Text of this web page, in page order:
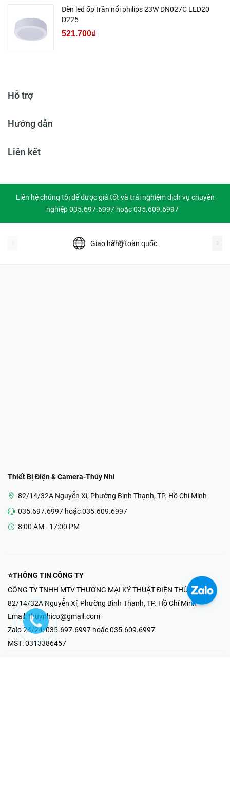
Đèn led ốp trần nổi philips 23W DN027C LED20
D225
521.700₫
Hỗ trợ
Hướng dẫn
Liên kết
Liên hệ chúng tôi để được giá tốt và trải nghiệm dịch vụ chuyên
nghiệp 035.697.6997 hoặc 035.609.6997
Giao hàng toàn quốc
prev
Thiết Bị Điện & Camera-Thúy Nhi
82/14/32A Nguyễn Xí, Phường Bình Thạnh, TP. Hồ Chí Minh
035.697.6997 hoặc 035.609.6997
8:00 AM - 17:00 PM
⭐THÔNG TIN CÔNG TY
CÔNG TY TNHH MTV THƯƠNG MẠI KỸ THUẬT ĐIỆN THÚY NHI
82/14/32A Nguyễn Xí, Phường Bình Thạnh, TP. Hồ Chí Minh
Email: thuynhico@gmail.com
Zalo 24/24:035.697.6997 hoặc 035.609.6997'
MST:0313386457